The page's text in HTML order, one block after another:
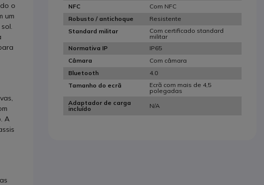
o
um
A
NFC
Com NFC
Robusto / antichoque
Resistente
Standard militar
Com certificado standard
militar
Normativa IP
IP65
Câmara
Com câmara
Bluetooth
4.0
Tamanho do ecrã
Ecrã com mais de 4,5
polegadas
Adaptador de carga
incluído
N/A